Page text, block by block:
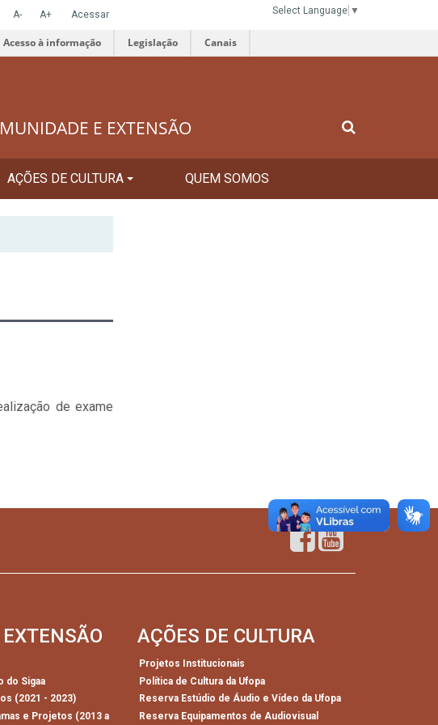
A- A+ Acessar Select Language ▼
Acesso à informação Legislação Canais
E EXTENSÃO
AÇÕES DE CULTURA QUEM SOMOS
de exame
do Sigaa
(2021 - 2023)
e Projetos (2013 a
AÇÕES DE CULTURA
Projetos Institucionais
Política de Cultura da Ufopa
Reserva Estúdio de Áudio e Vídeo da Ufopa
Reserva Equipamentos de Audiovisual